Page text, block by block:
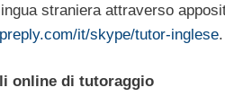
straniera attraverso
it/skype/tutor-inglese.
online di tutoraggio